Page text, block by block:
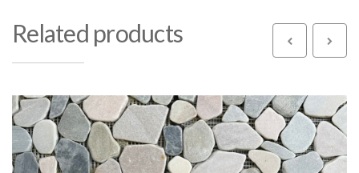
Related products